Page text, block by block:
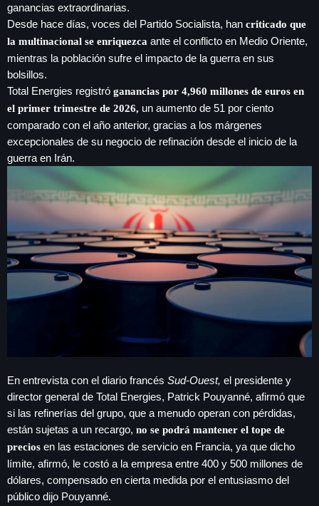
ganancias extraordinarias.
Desde hace días, voces del Partido Socialista, han criticado que
la multinacional se enriquezca ante el conflicto en Medio Oriente,
mientras la población sufre el impacto de la guerra en sus
bolsillos.
Total Energies registró ganancias por 4,960 millones de euros en
el primer trimestre de 2026, un aumento de 51 por ciento
comparado con el año anterior, gracias a los márgenes
excepcionales de su negocio de refinación desde el inicio de la
guerra en Irán.
En entrevista con el diario francés Sud-Ouest, el presidente y
director general de Total Energies, Patrick Pouyanné, afirmó que
si las refinerías del grupo, que a menudo operan con pérdidas,
están sujetas a un recargo, no se podrá mantener el tope de
precios en las estaciones de servicio en Francia, ya que dicho
límite, afirmó, le costó a la empresa entre 400 y 500 millones de
dólares, compensado en cierta medida por el entusiasmo del
público dijo Pouyanné.